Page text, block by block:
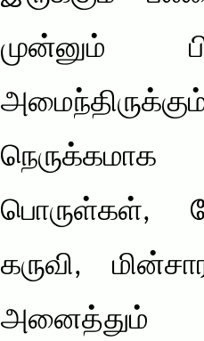
முன்னும்
நெருக்கமாக
பொருள்கள்,
கருவி,
அனைத்தும்